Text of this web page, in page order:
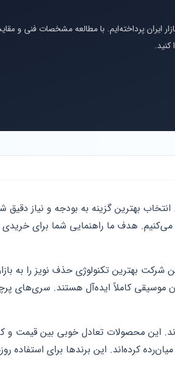
ایران پرداخته‌ایم. با مطالعه مشخصات فنی و
بسیار بالایی دارد. انتخاب بهترین گزینه به بودجه و نیاز
می‌کنیم. هدف ما راهنمایی شما برای
بهترین تکنولوژی حذف نویز را به
کاملاً ایده‌آل هستند. سری‌های
این محصولات تعادل خوبی بین قیمت و
کرده‌اند. این برندها برای استفاده